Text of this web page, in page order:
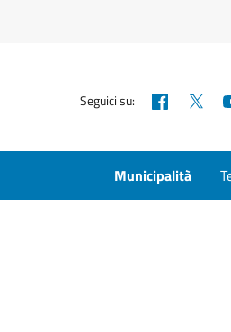
Seguici su:
Municipalità